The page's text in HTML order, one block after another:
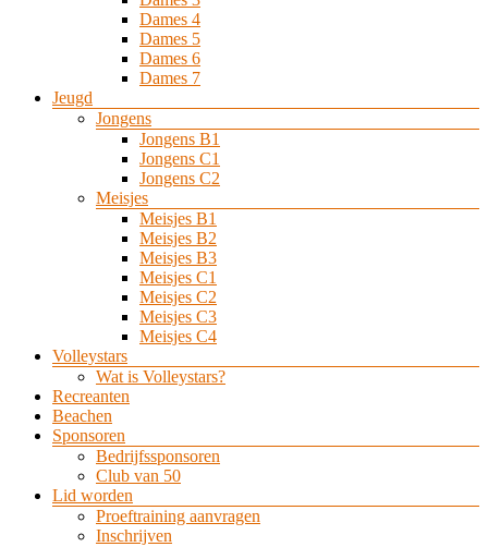
Dames 4
Dames 5
Dames 6
Dames 7
Jeugd
Jongens
Jongens B1
Jongens C1
Jongens C2
Meisjes
Meisjes B1
Meisjes B2
Meisjes B3
Meisjes C1
Meisjes C2
Meisjes C3
Meisjes C4
Volleystars
Wat is Volleystars?
Recreanten
Beachen
Sponsoren
Bedrijfssponsoren
Club van 50
Lid worden
Proeftraining aanvragen
Inschrijven